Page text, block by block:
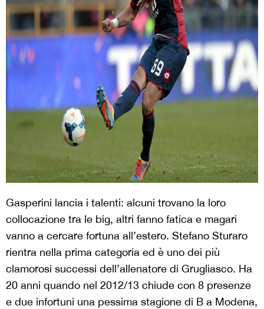
Gasperini lancia i talenti: alcuni trovano la loro
collocazione tra le big, altri fanno fatica e magari
vanno a cercare fortuna all’estero. Stefano Sturaro
rientra nella prima categoria ed è uno dei più
clamorosi successi dell’allenatore di Grugliasco. Ha
20 anni quando nel 2012/13 chiude con 8 presenze
e due infortuni una pessima stagione di B a Modena,